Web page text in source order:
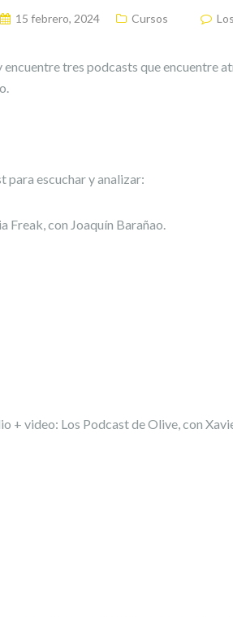
15 febrero, 2024 Cursos
encuentre tres podcasts que encuentre
para escuchar y analizar:
Freak, con Joaquín Barañao.
+ video: Los Podcast de Olive, con